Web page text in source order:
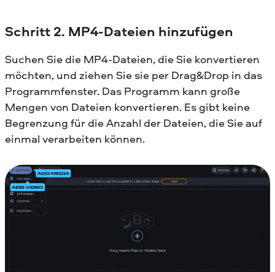
Schritt 2. MP4-Dateien hinzufügen
Suchen Sie die MP4-Dateien, die Sie konvertieren
möchten, und ziehen Sie sie per Drag&Drop in das
Programmfenster. Das Programm kann große
Mengen von Dateien konvertieren. Es gibt keine
Begrenzung für die Anzahl der Dateien, die Sie auf
einmal verarbeiten können.